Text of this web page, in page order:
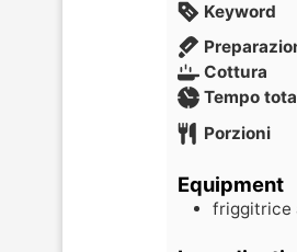
Keyword
Cottura
Tempo
Porzioni
Equipment
friggitrice